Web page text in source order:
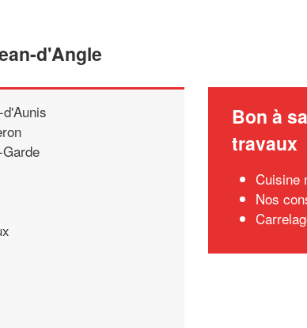
d'Angle
Bon à
travaux
Cuisine
Nos